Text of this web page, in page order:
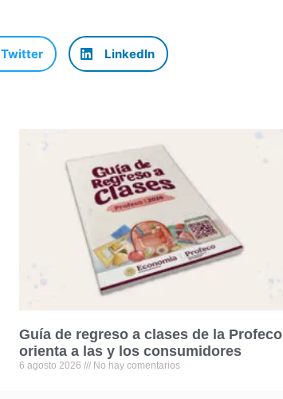
Twitter LinkedIn
Guía de regreso a clases de la Profeco
orienta a las y los consumidores
6 agosto 2026 No hay comentarios